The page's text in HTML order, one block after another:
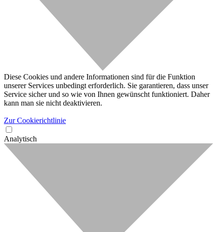
Diese Cookies und andere Informationen sind für die Funktion
unserer Services unbedingt erforderlich. Sie garantieren, dass unser
Service sicher und so wie von Ihnen gewünscht funktioniert. Daher
kann man sie nicht deaktivieren.
Zur Cookierichtlinie
Analytisch